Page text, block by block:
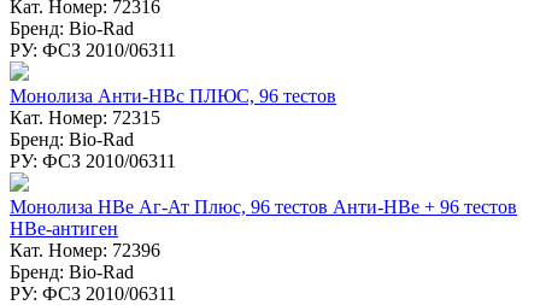
Кат. Номер: 72316
Бренд: Bio-Rad
РУ: ФСЗ 2010/06311
Монолиза Анти-HBc ПЛЮС, 96 тестов
Кат. Номер: 72315
Бренд: Bio-Rad
РУ: ФСЗ 2010/06311
Монолиза HBе Аг-Ат Плюс, 96 тестов Анти-НВе + 96 тестов
НВе-антиген
Кат. Номер: 72396
Бренд: Bio-Rad
РУ: ФСЗ 2010/06311